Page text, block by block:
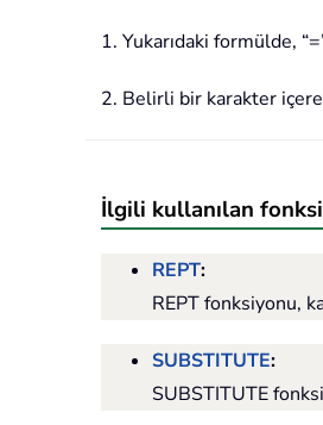
1. Yukarıdaki formülde,
2. Belirli bir karakter
İlgili kullanılan
REPT:
REPT fonksiyonu,
SUBSTITUTE:
SUBSTITUTE